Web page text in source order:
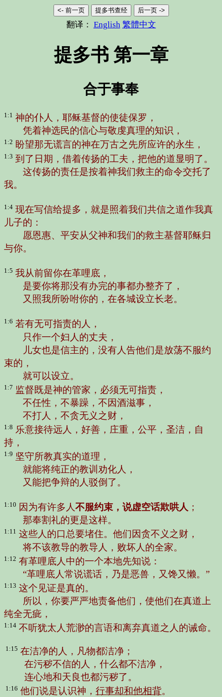
<- 前一页 提多书查经 后一页 ->
翻译： English 繁體中文
提多书 第一章
合于事奉
1:1 神的仆人，耶稣基督的使徒保罗，
凭着神选民的信心与敬虔真理的知识，
1:2 盼望那无谎言的神在万古之先所应许的永生，
1:3 到了日期，借着传扬的工夫，把他的道显明了。
这传扬的责任是按着神我们救主的命令交托了
我。
1:4 现在写信给提多，就是照着我们共信之道作我真
儿子的：
愿恩惠、平安从父神和我们的救主基督耶稣归
与你。
1:5 我从前留你在革哩底，
是要你将那没有办完的事都办整齐了，
又照我所吩咐你的，在各城设立长老。
1:6 若有无可指责的人，
只作一个妇人的丈夫，
儿女也是信主的，没有人告他们是放荡不服约
束的，
就可以设立。
1:7 监督既是神的管家，必须无可指责，
不任性，不暴躁，不因酒滋事，
不打人，不贪无义之财，
1:8 乐意接待远人，好善，庄重，公平，圣洁，自
持，
1:9 坚守所教真实的道理，
就能将纯正的教训劝化人，
又能把争辩的人驳倒了。
1:10 因为有许多人不服约束，说虚空话欺哄人 ；
那奉割礼的更是这样。
1:11 这些人的口总要堵住。他们因贪不义之财，
将不该教导的教导人，败坏人的全家。
1:12 有革哩底人中的一个本地先知说：
“革哩底人常说谎话，乃是恶兽，又馋又懒。”
1:13 这个见证是真的。
所以，你要严严地责备他们，使他们在真道上
纯全无疵，
1:14 不听犹太人荒渺的言语和离弃真道之人的诫命。
1:15 在洁净的人，凡物都洁净；
在污秽不信的人，什么都不洁净，
连心地和天良也都污秽了。
1:16 他们说是认识神， 行事却和他相背。